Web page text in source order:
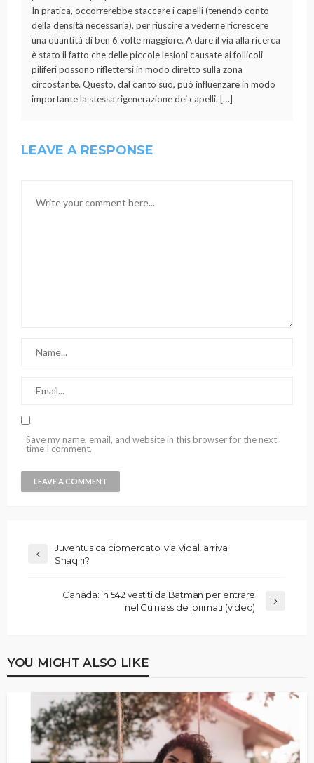
In pratica, occorrerebbe staccare i capelli (tenendo conto
della densità necessaria), per riuscire a vederne ricrescere
una quantità di ben 6 volte maggiore. A dare il via alla ricerca
è stato il fatto che delle piccole lesioni causate ai follicoli
piliferi possono riflettersi in modo diretto sulla zona
circostante. Questo, dal canto suo, può influenzare in modo
importante la stessa rigenerazione dei capelli. […]
LEAVE A RESPONSE
Save my name, email, and website in this browser for the next
time I comment.
Juventus calciomercato: via Vidal, arriva
Shaqiri?
Canada: in 542 vestiti da Batman per entrare
nel Guiness dei primati (video)
YOU MIGHT ALSO LIKE